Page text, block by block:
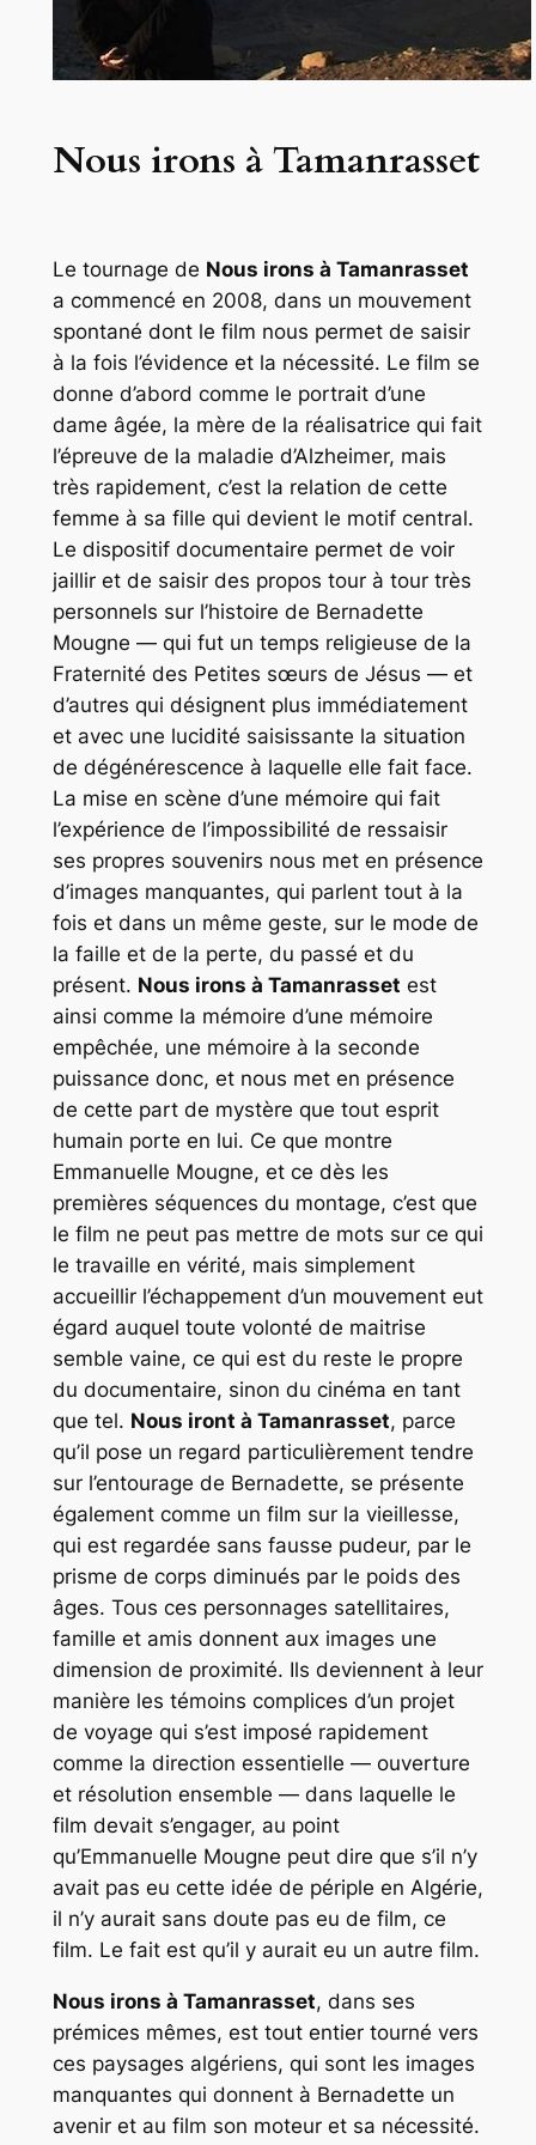
Nous irons à Tamanrasset
Le tournage de Nous irons à Tamanrasset
a commencé en 2008, dans un mouvement
spontané dont le film nous permet de saisir
à la fois l’évidence et la nécessité. Le film se
donne d’abord comme le portrait d’une
dame âgée, la mère de la réalisatrice qui fait
l’épreuve de la maladie d’Alzheimer, mais
très rapidement, c’est la relation de cette
femme à sa fille qui devient le motif central.
Le dispositif documentaire permet de voir
jaillir et de saisir des propos tour à tour très
personnels sur l’histoire de Bernadette
Mougne — qui fut un temps religieuse de la
Fraternité des Petites sœurs de Jésus — et
d’autres qui désignent plus immédiatement
et avec une lucidité saisissante la situation
de dégénérescence à laquelle elle fait face.
La mise en scène d’une mémoire qui fait
l’expérience de l’impossibilité de ressaisir
ses propres souvenirs nous met en présence
d’images manquantes, qui parlent tout à la
fois et dans un même geste, sur le mode de
la faille et de la perte, du passé et du
présent. Nous irons à Tamanrasset est
ainsi comme la mémoire d’une mémoire
empêchée, une mémoire à la seconde
puissance donc, et nous met en présence
de cette part de mystère que tout esprit
humain porte en lui. Ce que montre
Emmanuelle Mougne, et ce dès les
premières séquences du montage, c’est que
le film ne peut pas mettre de mots sur ce qui
le travaille en vérité, mais simplement
accueillir l’échappement d’un mouvement eut
égard auquel toute volonté de maitrise
semble vaine, ce qui est du reste le propre
du documentaire, sinon du cinéma en tant
que tel. Nous iront à Tamanrasset, parce
qu’il pose un regard particulièrement tendre
sur l’entourage de Bernadette, se présente
également comme un film sur la vieillesse,
qui est regardée sans fausse pudeur, par le
prisme de corps diminués par le poids des
âges. Tous ces personnages satellitaires,
famille et amis donnent aux images une
dimension de proximité. Ils deviennent à leur
manière les témoins complices d’un projet
de voyage qui s’est imposé rapidement
comme la direction essentielle — ouverture
et résolution ensemble — dans laquelle le
film devait s’engager, au point
qu’Emmanuelle Mougne peut dire que s’il n’y
avait pas eu cette idée de périple en Algérie,
il n’y aurait sans doute pas eu de film, ce
film. Le fait est qu’il y aurait eu un autre film.
Nous irons à Tamanrasset, dans ses
prémices mêmes, est tout entier tourné vers
ces paysages algériens, qui sont les images
manquantes qui donnent à Bernadette un
avenir et au film son moteur et sa nécessité.